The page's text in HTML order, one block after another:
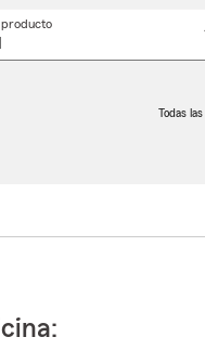
productoSeleccione
Todas